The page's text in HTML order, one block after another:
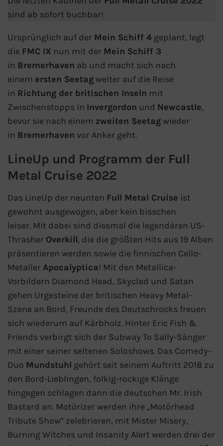
Flusskreuzfahrten
VIVA Cruises Flusskreuzfahrten
nicko cruises Flusskreuzfahrten
Plantours Flusskreuzfahrten
1AVista Flusskreuzfahrten
Phoenix Reisen Flusskreuzfahrten
Last Minute Flusskreuzfahrten
Fähren
Color Line
DFDS Seaways
Finnlines
FRS Baltic
Scandlines
Stena Line
Fähre nach Dänemark
Fähre nach Norwegen
sind ab sofort buchbar!
Ursprünglich auf der Mein Schiff 4 geplant, legt
die FMC IX nun mit der Mein Schiff 3
in Bremerhaven ab und macht sich nach
einem ersten Seetag weiter auf die Reise
in Richtung der britischen Inseln mit
Zwischenstopps in Invergordon und Newcastle,
bevor sie nach einem zweiten Seetag wieder
in Bremerhaven vor Anker geht.
LineUp und Programm der Full
Metal Cruise 2022
Das LineUp der neunten Full Metal Cruise ist
gewohnt ausgewogen, aber kein bisschen
leiser. Mit dabei sind diesmal die legendären US-
Thrasher Overkill, die die größten Hits aus 19 Alben
präsentieren werden sowie die finnischen Cello-
Metaller Apocalyptica! Mit den Metallica-
Vorbildern Diamond Head, Skyclad und Satan
gehen Urgesteine der britischen Heavy Metal-
Szene an Bord, Freunde des Deutschrocks freuen
sich wiederum auf Kärbholz. Hinter Eric Fish &
Friends verbirgt sich der Subway To Sally-Sänger
mit einer seiner seltenen Soloshows. Das Comedy-
Duo Mundstuhl gehört seit seinem Auftritt 2018 zu
den Bord-Lieblingen, folkig-rockige Klänge
hingegen schlagen dann die deutschen Mr. Irish
Bastard an. Motörizer werden ihre „Motörhead
Tribute Show“ zelebrieren, mit Mister Misery,
Burning Witches und Insanity Alert werden drei der